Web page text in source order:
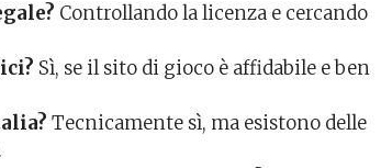
Controllando la licenza e cercando
Sì, se il sito di gioco è affidabile e ben
Tecnicamente sì, ma esistono delle